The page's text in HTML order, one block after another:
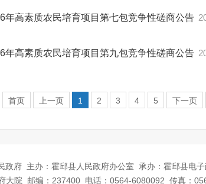
年高素质农民培育项目第七包竞争性磋商公告
年高素质农民培育项目第九包竞争性磋商公告
首页 上一页 1 2 3 4 5 下一页
政府 主办：霍邱县人民政府办公室
承办：霍邱县电
大院
邮编：237400 电话：0564-6080092 传真：